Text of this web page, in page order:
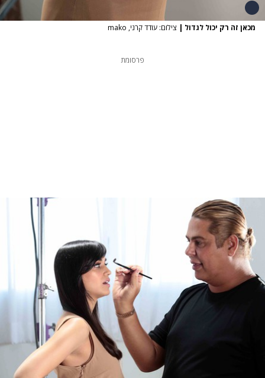
מכאן זה רק יכול לגדול | צילום: עודד קרני, mako
פרסומת